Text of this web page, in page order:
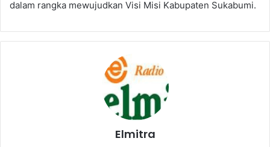
dalam rangka mewujudkan Visi Misi Kabupaten Sukabumi.
Elmitra